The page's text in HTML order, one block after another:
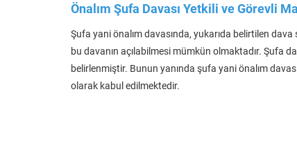
Önalım Şufa Davası Yetkili ve Görevli
Şufa yani önalım davasında, yukarıda belirtilen
bu davanın açılabilmesi mümkün olmaktadır. Şufa
belirlenmiştir. Bunun yanında şufa yani önalım
olarak kabul edilmektedir.